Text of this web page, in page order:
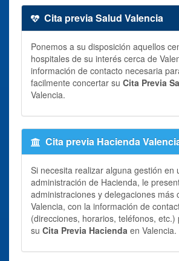
Cita previa Salud Valencia
Ponemos a su disposición aquellos
hospitales de su interés cerca de
información de contacto necesaria
facilmente concertar su Cita Previa
Valencia.
Cita previa Hacienda
Si necesita realizar alguna gestión en
administración de Hacienda, le
administraciones y delegaciones más
Valencia, con la información de
(direcciones, horarios, teléfonos, etc.)
su Cita Previa Hacienda en Valencia.